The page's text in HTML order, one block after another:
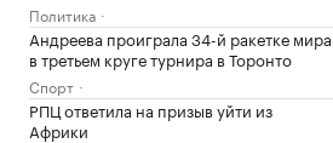
Политика
Андреева проиграла 34-й ракетке мира
в третьем круге турнира в Торонто
Спорт
РПЦ ответила на призыв уйти из
Африки